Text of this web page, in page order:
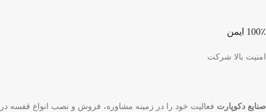
100٪ ایمن
امنیت بالا شرکت
صنایع دکوپارت فعالیت خود را در زمینه مشاوره، فروش و نصب انواع قفسه در